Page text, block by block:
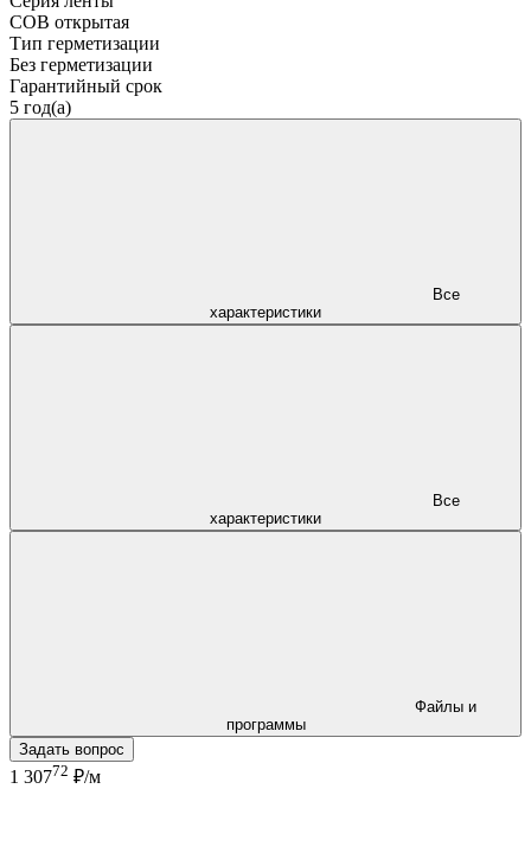
COB открытая
Тип герметизации
Без герметизации
Гарантийный срок
5 год(а)
характеристики
характеристики
программы
Задать вопрос
1 30772 ₽/м